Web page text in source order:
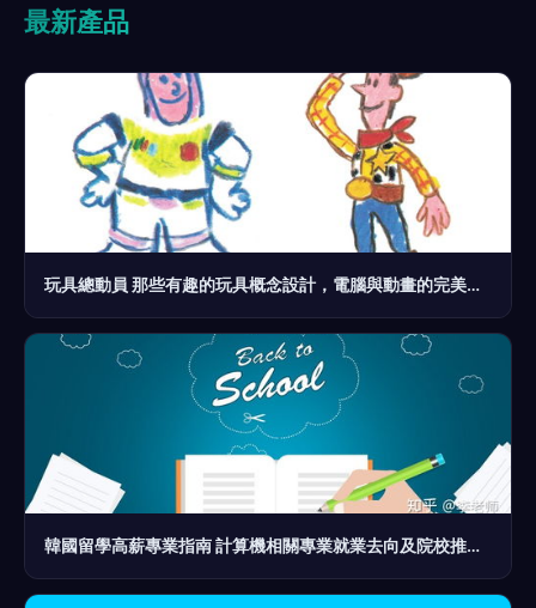
最新產品
玩具總動員 那些有趣的玩具概念設計，電腦與動畫的完美結合
韓國留學高薪專業指南 計算機相關專業就業去向及院校推薦——以電腦動畫設計為例